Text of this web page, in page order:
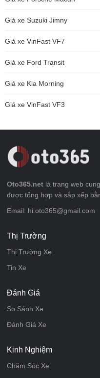
Giá xe Suzuki Jimny
Giá xe VinFast VF7
Giá xe Ford Transit
Giá xe Kia Morning
Giá xe VinFast VF3
Oto365.net là trang web
được tổng hợp và sắp xếp
Email: hi.oto365@gmail.com
Thị Trường
Thị Trường Xe
Tin Xe
Đánh Giá
So Sánh Xe
Đánh Giá Xe
Kinh Nghiệm
Chăm Sóc Xe